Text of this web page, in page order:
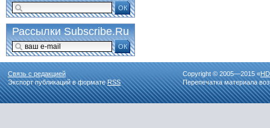
ОК
Рассылки Subscribe.Ru
ОК
Связь с редакцией
Экспорт публикаций в форматеRSS
Copyright © 2005—2015 «
Перепечатка материала